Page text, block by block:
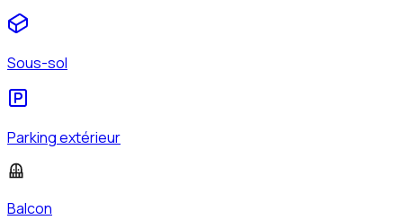
Sous-sol
Parking extérieur
Balcon